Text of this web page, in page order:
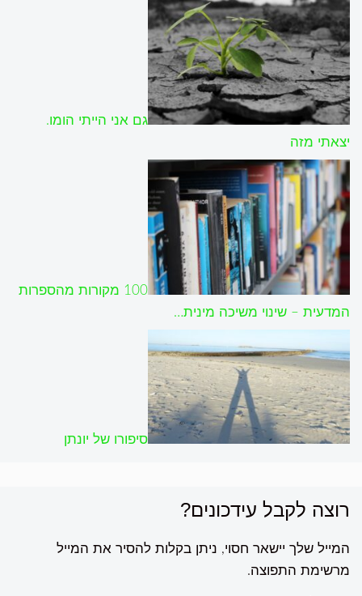
גם אני הייתי הומו.
יצאתי מזה
100 מקורות מהספרות
המדעית – שינוי משיכה מינית…
סיפורו של יונתן
רוצה לקבל עידכונים?
המייל שלך יישאר חסוי, ניתן בקלות להסיר את המייל
מרשימת התפוצה.